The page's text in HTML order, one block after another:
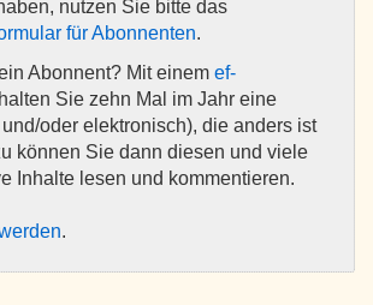
nutzen Sie bitte das
für Abonnenten.
Abonnent? Mit einem ef-
Sie zehn Mal im Jahr eine
oder elektronisch), die anders ist
können Sie dann diesen und viele
Inhalte lesen und kommentieren.
.